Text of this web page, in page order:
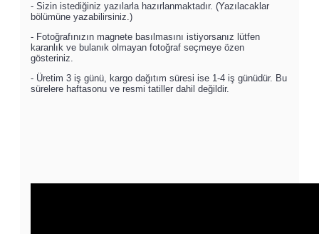
- Sizin istediğiniz yazılarla hazırlanmaktadır. (Yazılacaklar
bölümüne yazabilirsiniz.)
- Fotoğrafınızın magnete basılmasını istiyorsanız lütfen
karanlık ve bulanık olmayan fotoğraf seçmeye özen
gösteriniz.
- Üretim 3 iş günü, kargo dağıtım süresi ise 1-4 iş günüdür. Bu
sürelere haftasonu ve resmi tatiller dahil değildir.